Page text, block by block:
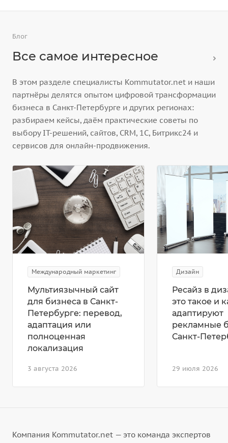
Блог
Все самое интересное
В этом разделе специалисты Kommutator.net и наши
партнёры делятся опытом цифровой трансформации
бизнеса в Санкт-Петербурге и других регионах:
разбираем кейсы, даём практические советы по
выбору IT-решений, сайтов, CRM, 1С, Битрикс24 и
сервисов для онлайн-продвижения.
Международный маркетинг
3 августа 2026
Мультиязычный сайт
для бизнеса в Санкт-
Петербурге: перевод,
адаптация или
полноценная
локализация
Дизайн
29 июля 2026
Ресайз в
это такое и
адаптируют
рекламные
Санкт-
Компания Kommutator.net — это команда экспертов